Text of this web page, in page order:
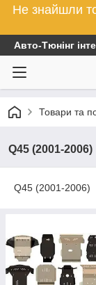
Не знайшли
Авто-Тюнінг
Товари та
Q45 (2001-2006)
Q45 (2001-2006)